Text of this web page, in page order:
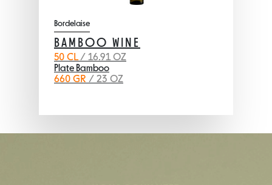
Bordelaise
BAMBOO WINE
50 CL/ 16.91 OZ
Plate Bamboo
660 GR / 23 OZ